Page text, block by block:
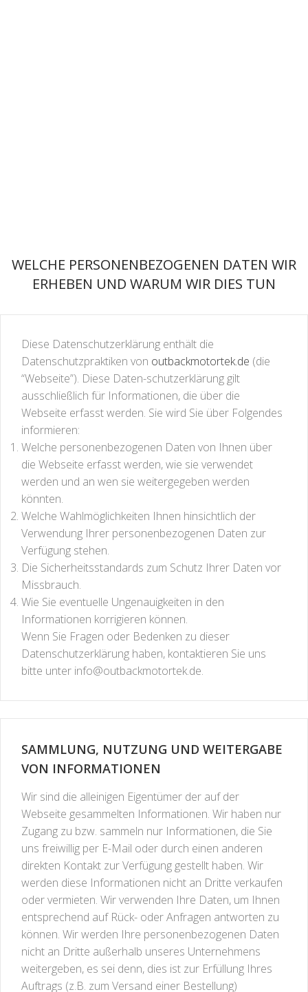
WELCHE PERSONENBEZOGENEN DATEN WIR
ERHEBEN UND WARUM WIR DIES TUN
Diese Datenschutzerklärung enthält die
Datenschutzpraktiken von outbackmotortek.de (die
“Webseite”). Diese Daten-schutzerklärung gilt
ausschließlich für Informationen, die über die
Webseite erfasst werden. Sie wird Sie über Folgendes
informieren:
Welche personenbezogenen Daten von Ihnen über
die Webseite erfasst werden, wie sie verwendet
werden und an wen sie weitergegeben werden
könnten.
Welche Wahlmöglichkeiten Ihnen hinsichtlich der
Verwendung Ihrer personenbezogenen Daten zur
Verfügung stehen.
Die Sicherheitsstandards zum Schutz Ihrer Daten vor
Missbrauch.
Wie Sie eventuelle Ungenauigkeiten in den
Informationen korrigieren können.
Wenn Sie Fragen oder Bedenken zu dieser
Datenschutzerklärung haben, kontaktieren Sie uns
bitte unter info@outbackmotortek.de.
SAMMLUNG, NUTZUNG UND WEITERGABE
VON INFORMATIONEN
Wir sind die alleinigen Eigentümer der auf der
Webseite gesammelten Informationen. Wir haben nur
Zugang zu bzw. sammeln nur Informationen, die Sie
uns freiwillig per E-Mail oder durch einen anderen
direkten Kontakt zur Verfügung gestellt haben. Wir
werden diese Informationen nicht an Dritte verkaufen
oder vermieten. Wir verwenden Ihre Daten, um Ihnen
entsprechend auf Rück- oder Anfragen antworten zu
können. Wir werden Ihre personenbezogenen Daten
nicht an Dritte außerhalb unseres Unternehmens
weitergeben, es sei denn, dies ist zur Erfüllung Ihres
Auftrags (z.B. zum Versand einer Bestellung)